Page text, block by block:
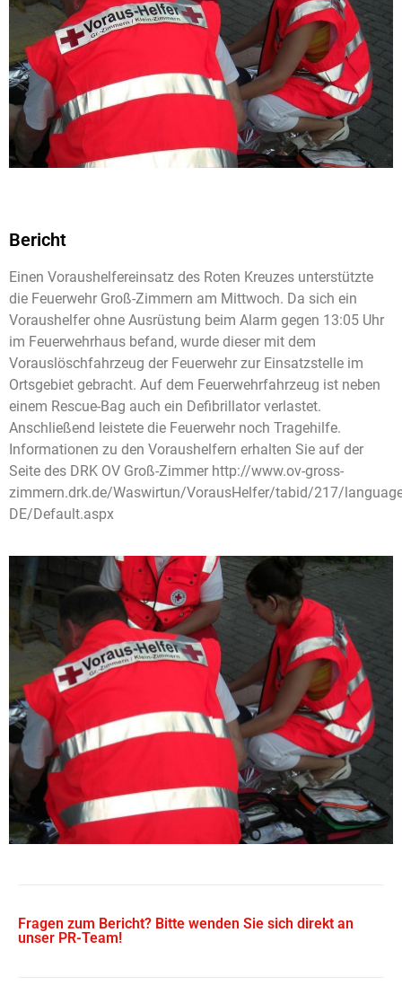
Bericht
Einen Voraushelfereinsatz des Roten Kreuzes unterstützte
die Feuerwehr Groß-Zimmern am Mittwoch. Da sich ein
Voraushelfer ohne Ausrüstung beim Alarm gegen 13:05 Uhr
im Feuerwehrhaus befand, wurde dieser mit dem
Vorauslöschfahrzeug der Feuerwehr zur Einsatzstelle im
Ortsgebiet gebracht. Auf dem Feuerwehrfahrzeug ist neben
einem Rescue-Bag auch ein Defibrillator verlastet.
Anschließend leistete die Feuerwehr noch Tragehilfe.
Informationen zu den Voraushelfern erhalten Sie auf der
Seite des DRK OV Groß-Zimmer http://www.ov-gross-
zimmern.drk.de/Waswirtun/VorausHelfer/tabid/217/
DE/Default.aspx
Fragen zum Bericht? Bitte wenden Sie sich direkt an
unser PR-Team!